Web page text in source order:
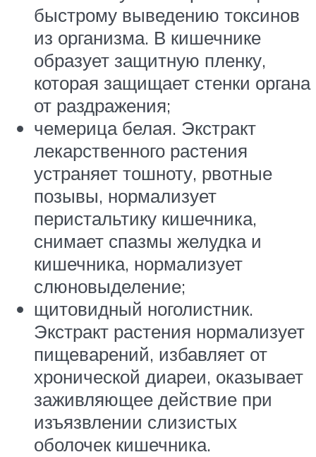
быстрому выведению токсинов
из организма. В кишечнике
образует защитную пленку,
которая защищает стенки органа
от раздражения;
чемерица белая. Экстракт
лекарственного растения
устраняет тошноту, рвотные
позывы, нормализует
перистальтику кишечника,
снимает спазмы желудка и
кишечника, нормализует
слюновыделение;
щитовидный ноголистник.
Экстракт растения нормализует
пищеварений, избавляет от
хронической диареи, оказывает
заживляющее действие при
изъязвлении слизистых
оболочек кишечника.